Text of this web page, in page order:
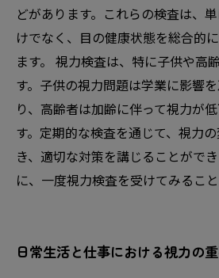
どがあります。これらの検査は、
けでなく、目の健康状態を総合的
ます。 視力検査は、特に子供や高
す。子供の視力問題は学業に影響
り、高齢者は加齢に伴って視力が
す。定期的な検査を通じて、視力
き、適切な対策を講じることがで
に、一度視力検査を受けてみること
日常生活と仕事における視力の